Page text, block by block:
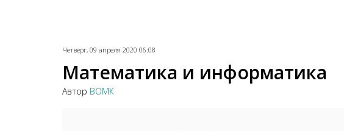
Четверг, 09 апреля 2020 06:08
Математика и информатика
Автор ВОМК